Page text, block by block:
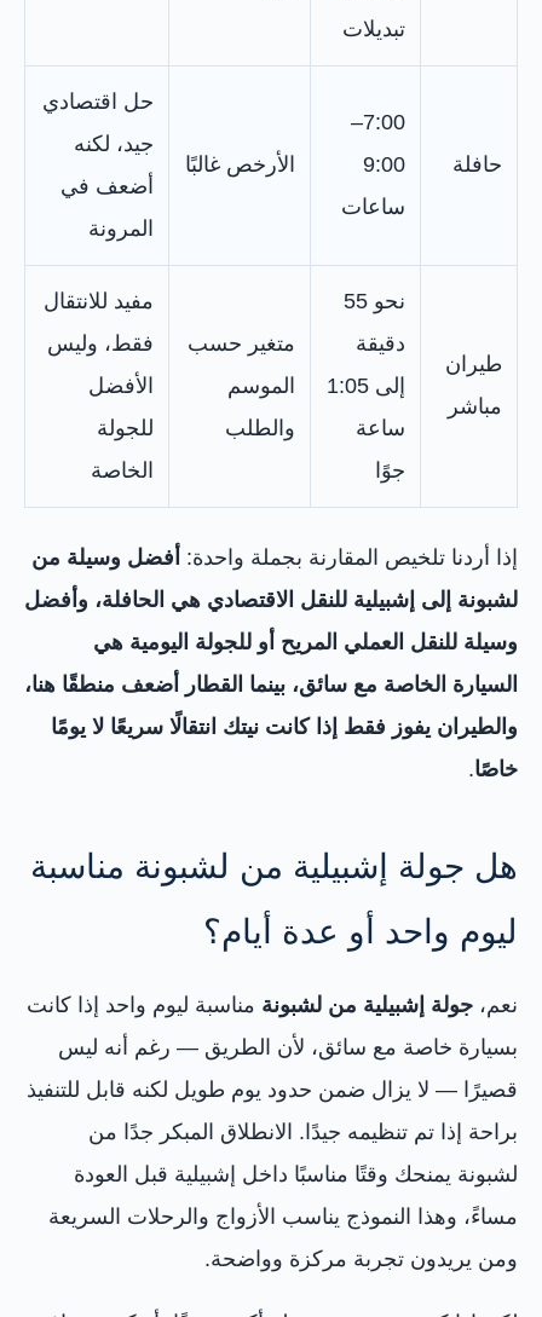
تبديلات
حافلة
7:00–
9:00
ساعات
الأرخص غالبًا
حل اقتصادي
جيد، لكنه
أضعف في
المرونة
طيران
مباشر
نحو 55
دقيقة
إلى 1:05
ساعة
جوًا
متغير حسب
الموسم
والطلب
مفيد للانتقال
فقط، وليس
الأفضل
للجولة
الخاصة
إذا أردنا تلخيص المقارنة بجملة واحدة: أفضل وسيلة من
لشبونة إلى إشبيلية للنقل الاقتصادي هي الحافلة، وأفضل
وسيلة للنقل العملي المريح أو للجولة اليومية هي
السيارة الخاصة مع سائق، بينما القطار أضعف منطقًا هنا،
والطيران يفوز فقط إذا كانت نيتك انتقالًا سريعًا لا يومًا
خاصًا.
هل جولة إشبيلية من لشبونة مناسبة
ليوم واحد أو عدة أيام؟
نعم، جولة إشبيلية من لشبونة مناسبة ليوم واحد إذا كانت
بسيارة خاصة مع سائق، لأن الطريق — رغم أنه ليس
قصيرًا — لا يزال ضمن حدود يوم طويل لكنه قابل للتنفيذ
براحة إذا تم تنظيمه جيدًا. الانطلاق المبكر جدًا من
لشبونة يمنحك وقتًا مناسبًا داخل إشبيلية قبل العودة
مساءً، وهذا النموذج يناسب الأزواج والرحلات السريعة
ومن يريدون تجربة مركزة وواضحة.